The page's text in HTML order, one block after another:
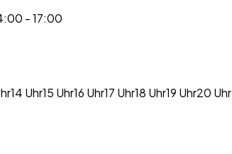
- 17:00
14 Uhr15 Uhr16 Uhr17 Uhr18 Uhr19 Uhr20 Uhr